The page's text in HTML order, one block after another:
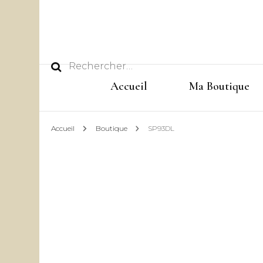
Rechercher :
Accueil Ma Boutique
Accueil Boutique SP93DL